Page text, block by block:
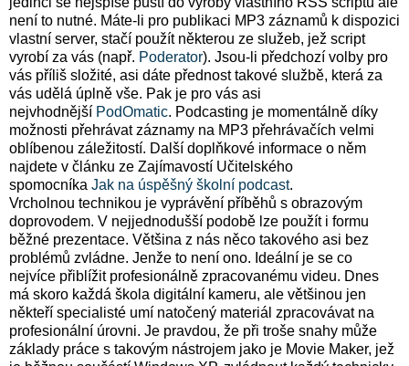
není to nutné. Máte-li pro publikaci MP3 záznamů k dispozici
vlastní server, stačí použít některou ze služeb, jež script
vyrobí za vás (např. Poderator). Jsou-li předchozí volby pro
vás příliš složité, asi dáte přednost takové službě, která za
vás udělá úplně vše. Pak je pro vás asi
nejvhodnější PodOmatic. Podcasting je momentálně díky
možnosti přehrávat záznamy na MP3 přehrávačích velmi
oblíbenou záležitostí. Další doplňkové informace o něm
najdete v článku ze Zajímavostí Učitelského
spomocníka Jak na úspěšný školní podcast.
Vrcholnou technikou je vyprávění příběhů s obrazovým
doprovodem. V nejjednodušší podobě lze použít i formu
běžné prezentace. Většina z nás něco takového asi bez
problémů zvládne. Jenže to není ono. Ideální je se co
nejvíce přiblížit profesionálně zpracovanému videu. Dnes
má skoro každá škola digitální kameru, ale většinou jen
někteří specialisté umí natočený materiál zpracovávat na
profesionální úrovni. Je pravdou, že při troše snahy může
základy práce s takovým nástrojem jako je Movie Maker, jež